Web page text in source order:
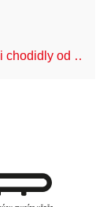
chodidly od …